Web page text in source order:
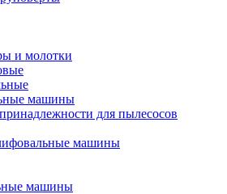
и молотки
машины
для пылесосов
машины
машины